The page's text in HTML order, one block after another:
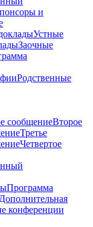
и
Устные
Заочные
Родственные
сообщениеВторое
Третье
Четвертое
Программа
Дополнительная
конференции